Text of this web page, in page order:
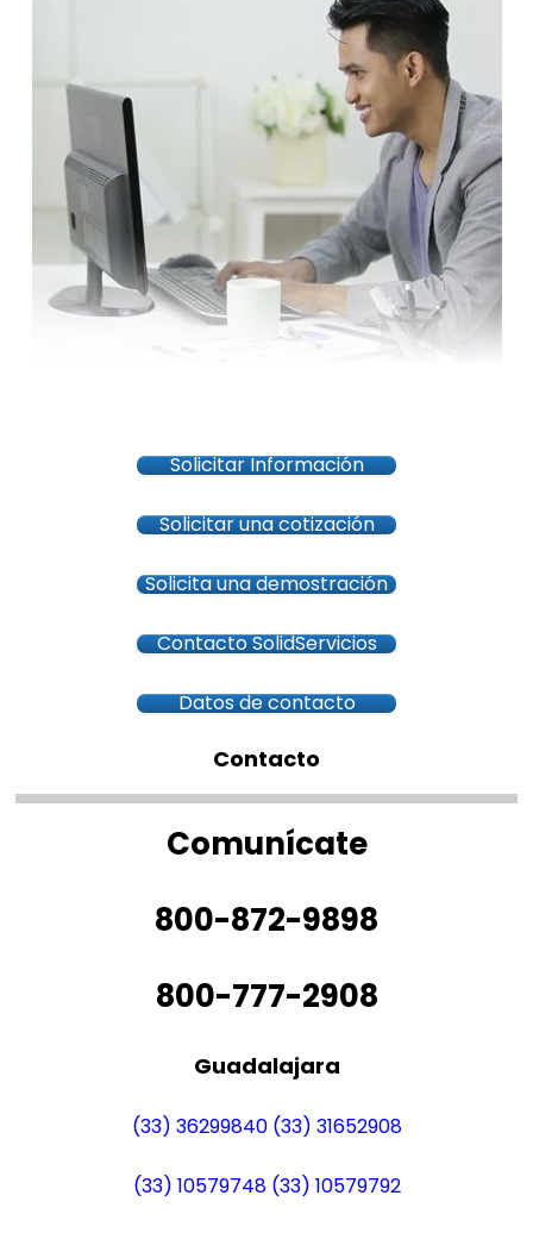
Solicitar Información
Solicitar una cotización
Solicita una demostración
Contacto SolidServicios
Datos de contacto
Contacto
Comunícate
800-872-9898
800-777-2908
Guadalajara
(33) 36299840 (33) 31652908
(33) 10579748 (33) 10579792